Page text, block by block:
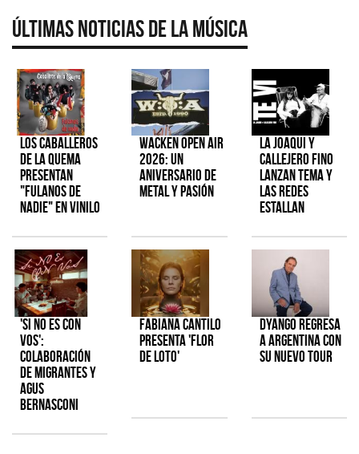
Últimas Noticias de la Música
Los Caballeros
de la Quema
presentan
"Fulanos de
Nadie" en vinilo
Wacken Open Air
2026: Un
aniversario de
metal y pasión
La Joaqui y
Callejero Fino
lanzan tema y
las redes
estallan
'Si No Es Con
Vos':
colaboración
de Migrantes y
Agus
Bernasconi
Fabiana Cantilo
presenta 'Flor
de Loto'
Dyango regresa
a Argentina con
su nuevo tour